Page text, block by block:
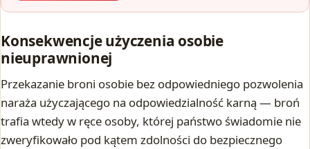
Konsekwencje użyczenia osobie
nieuprawnionej
Przekazanie broni osobie bez odpowiedniego pozwolenia
naraża użyczającego na odpowiedzialność karną — broń
trafia wtedy w ręce osoby, której państwo świadomie nie
zweryfikowało pod kątem zdolności do bezpiecznego